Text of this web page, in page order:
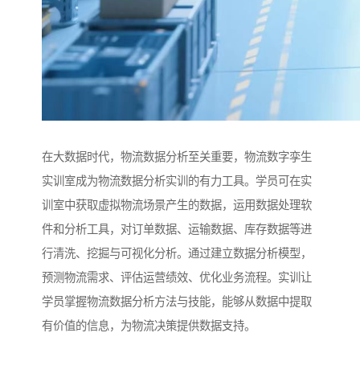
在大数据时代，物流数据分析至关重要，物流数字孪生
实训室成为物流数据分析实训的有力工具。学员可在实
训室中获取虚拟物流场景产生的数据，运用数据处理软
件和分析工具，对订单数据、运输数据、库存数据等进
行清洗、挖掘与可视化分析。通过建立数据分析模型，
预测物流需求、评估运营绩效、优化业务流程。实训让
学员掌握物流数据分析方法与技能，能够从数据中提取
有价值的信息，为物流决策提供数据支持。​